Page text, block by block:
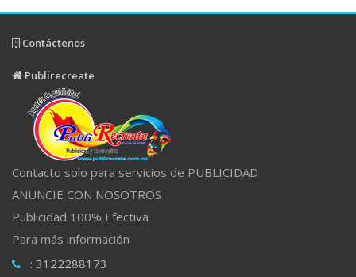
Contáctenos
Publirecreate
Contacto solo para servicios de PUBLICIDAD
ANUNCIE CON NOSOTROS
Publicidad 100% Efectiva
Para más información
: 3122288173